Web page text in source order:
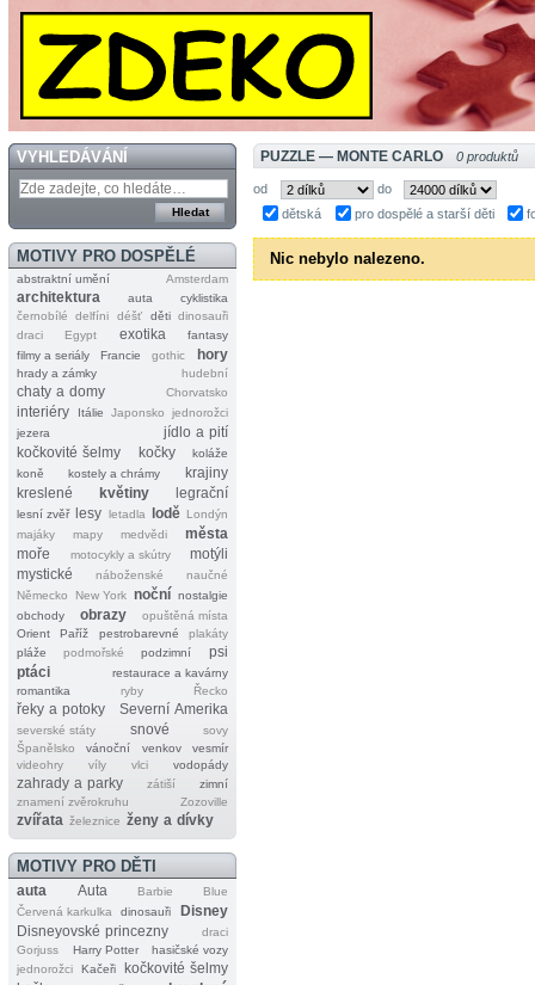
VYHLEDÁVÁNÍ
MOTIVY PRO DOSPĚLÉ
abstraktní umění Amsterdam
architektura auta
cyklistika
černobílé
delfíni déšť děti dinosauři
draci
Egypt exotika
fantasy
filmy a seriály
Francie gothic hory
hrady a zámky hudební
chaty a domy Chorvatsko
interiéry Itálie Japonsko
jednorožci
jezera
jídlo a pití
kočkovité šelmy
kočky
koláže
koně
kostely a chrámy
krajiny
kreslené
květiny legrační
lesní zvěř lesy letadla lodě Londýn
majáky
mapy medvědi
města
moře
motocykly a skútry
motýli
mystické
náboženské
naučné
Německo
New York noční nostalgie
obchody
obrazy
opuštěná místa
Orient
Paříž pestrobarevné
plakáty
pláže
podmořské podzimní
psi
ptáci
restaurace a kavárny
romantika
ryby Řecko
řeky a potoky Severní Amerika
severské státy snové
sovy
Španělsko
vánoční venkov
vesmír
videohry
víly vlci vodopády
zahrady a parky zátiší
zimní
znamení zvěrokruhu
Zozoville
zvířata železnice ženy a dívky
MOTIVY PRO DĚTI
auta Auta Barbie
Blue
Červená karkulka
dinosauři
Disney
Disneyovské princezny
draci
Gorjuss
Harry Potter
hasičské vozy
jednorožci
Kačeři
kočkovité šelmy
PUZZLE — MONTE CARLO 0 produktů
od
do
dětská
pro dospělé a starší děti
Nic nebylo nalezeno.